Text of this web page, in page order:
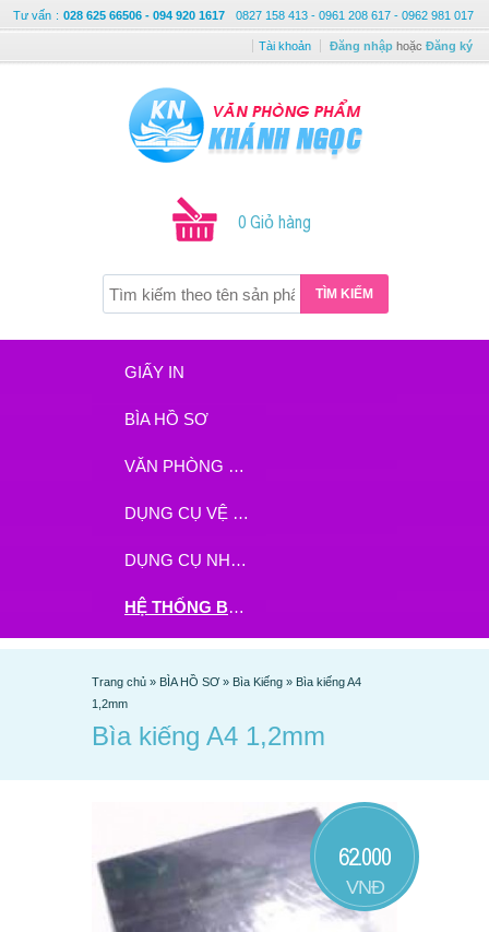
Tư vấn : 028 625 66506 - 094 920 1617 0827 158 413 - 0961 208 617 - 0962 981 017
Tài khoản Đăng nhập hoặc Đăng ký
0 Giỏ hàng
TÌM KIẾM
GIẤY IN
BÌA HỒ SƠ
VĂN PHÒNG PHẨM
DỤNG CỤ VỆ SINH
DỤNG CỤ NHÀ BẾP
HỆ THỐNG BHX - TGDĐ ĐẶT HÀNG TẠI ĐÂY
Trang chủ » BÌA HỒ SƠ » Bìa Kiếng » Bìa kiếng A4
1,2mm
Bìa kiếng A4 1,2mm
62.000
VNĐ